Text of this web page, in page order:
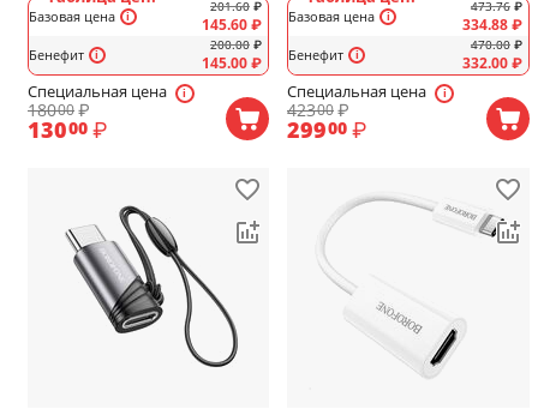
Базовая цена
Бенефит
201.60 ₽
145.60₽
200.00 ₽
145.00₽
Специальная цена
18000 ₽
13000 ₽
Базовая цена
Бенефит
473.76 ₽
334.88₽
470.00 ₽
332.00₽
Специальная цена
42300₽
29900 ₽